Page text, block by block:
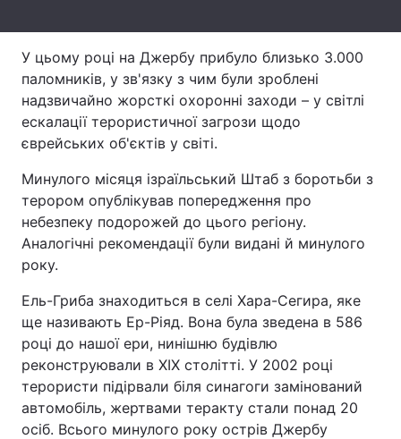
Тема оформлення
У цьому році на Джербу прибуло близько 3.000
паломників, у зв'язку з чим були зроблені
надзвичайно жорсткі охоронні заходи – у світлі
ескалації терористичної загрози щодо
єврейських об'єктів у світі.
Минулого місяця ізраїльський Штаб з боротьби з
терором опублікував попередження про
небезпеку подорожей до цього регіону.
Аналогічні рекомендації були видані й минулого
року.
Ель-Гриба знаходиться в селі Хара-Сегира, яке
ще називають Ер-Ріяд. Вона була зведена в 586
році до нашої ери, нинішню будівлю
реконструювали в XIX столітті. У 2002 році
терористи підірвали біля синагоги замінований
автомобіль, жертвами теракту стали понад 20
осіб. Всього минулого року острів Джербу